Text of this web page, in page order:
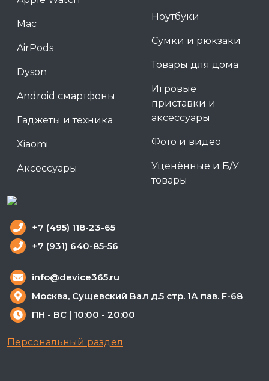
Mac
AirPods
Dyson
Android смартфоны
Гаджеты и техника
Xiaomi
Аксессуары
Ноутбуки
Сумки и рюкзаки
Товары для дома
Игровые
приставки и
аксессуары
Фото и видео
Уценённые и Б/У
товары
+7 (495) 118-23-65
+7 (931) 640-85-56
info@device365.ru
Москва, Сущевский Вал д.5 стр. 1А пав. F-68
ПН - ВС | 10:00 - 20:00
Персональный раздел